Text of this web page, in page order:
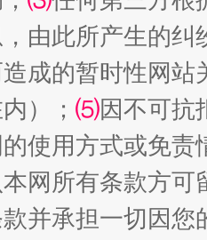
" "炒
由此所产生的纠
成的暂时性网
）； ⑸因不可抗
使用方式或免责
网所有条款方
并承担一切因